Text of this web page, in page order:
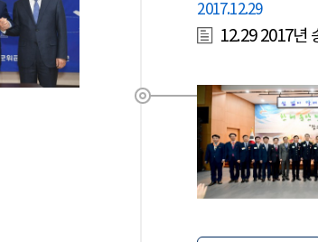
2017.12.29
12.29 2017년